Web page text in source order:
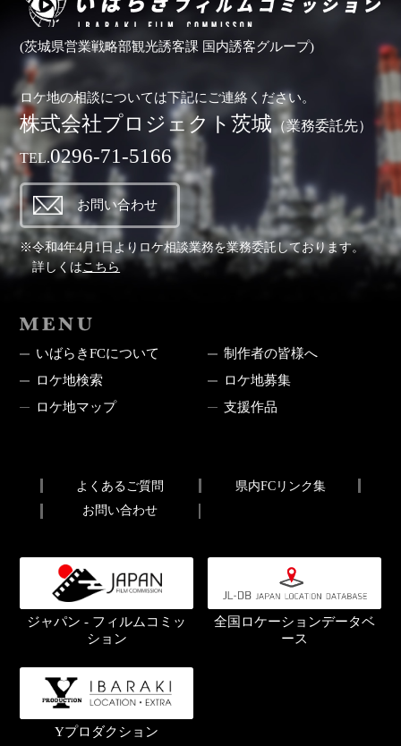
(茨城県営業戦略部観光誘客課 国内誘客グループ)
ロケ地の相談については下記にご連絡ください。
株式会社プロジェクト茨城（業務委託先）
TEL.0296-71-5166
お問い合わせ
※令和4年4月1日よりロケ相談業務を業務委託しております。
詳しくはこちら
いばらきFCについて
制作者の皆様へ
ロケ地検索
ロケ地募集
ロケ地マップ
支援作品
よくあるご質問
県内FCリンク集
お問い合わせ
ジャパン - フィルムコミッ
ション
全国ロケーションデータベ
ース
Yプロダクション